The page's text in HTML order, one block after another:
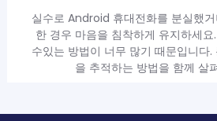
실수로 Android 휴대전화를 분실했
한 경우 마음을 침착하게 유지하세
수있는 방법이 너무 많기 때문입니다
을 추적하는 방법을 함께 살